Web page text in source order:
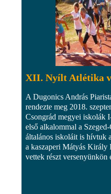
XII. Nyílt Atlétika
A Dugonics András
rendezte meg 2018.
Csongrád megyei iskolák
első alkalommal a
általános iskoláit is hívtuk
a kaszaperi Mátyás
vettek részt versenyünkön